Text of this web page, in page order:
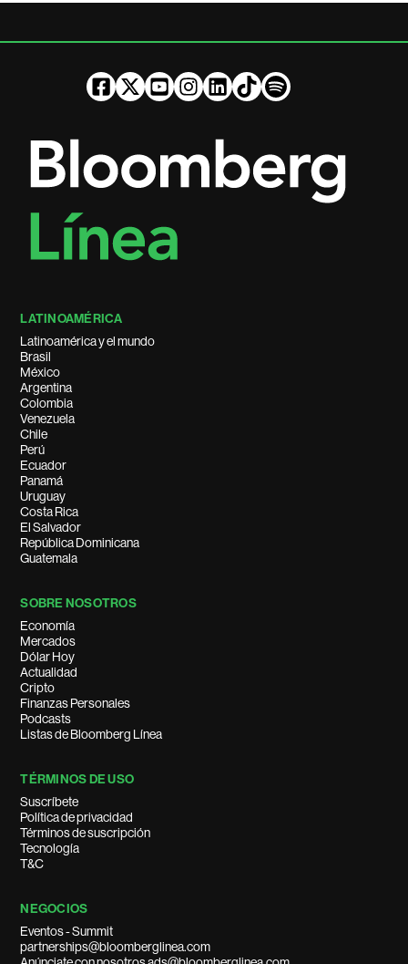
LATINOAMÉRICA
Latinoamérica y el mundo
Brasil
México
Argentina
Colombia
Venezuela
Chile
Perú
Ecuador
Panamá
Uruguay
Costa Rica
El Salvador
República Dominicana
Guatemala
SOBRE NOSOTROS
Economía
Mercados
Dólar Hoy
Actualidad
Cripto
Finanzas Personales
Podcasts
Listas de Bloomberg Línea
TÉRMINOS DE USO
Suscríbete
Política de privacidad
Términos de suscripción
Tecnología
T&C
NEGOCIOS
Eventos - Summit
partnerships@bloomberglinea.com